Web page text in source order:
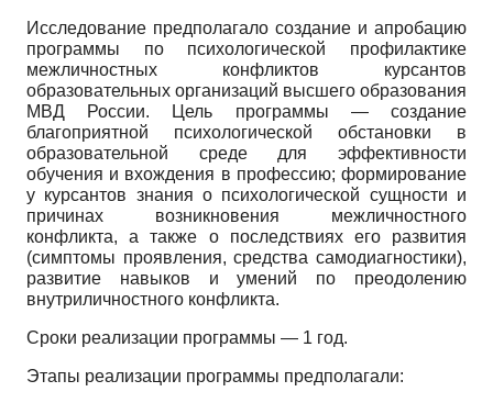
Исследование предполагало создание и апробацию
программы по психологической профилактике
межличностных конфликтов курсантов
образовательных организаций высшего образования
МВД России. Цель программы — создание
благоприятной психологической обстановки в
образовательной среде для эффективности
обучения и вхождения в профессию; формирование
у курсантов знания о психологической сущности и
причинах возникновения межличностного
конфликта, а также о последствиях его развития
(симптомы проявления, средства самодиагностики),
развитие навыков и умений по преодолению
внутриличностного конфликта.
Сроки реализации программы — 1 год.
Этапы реализации программы предполагали: